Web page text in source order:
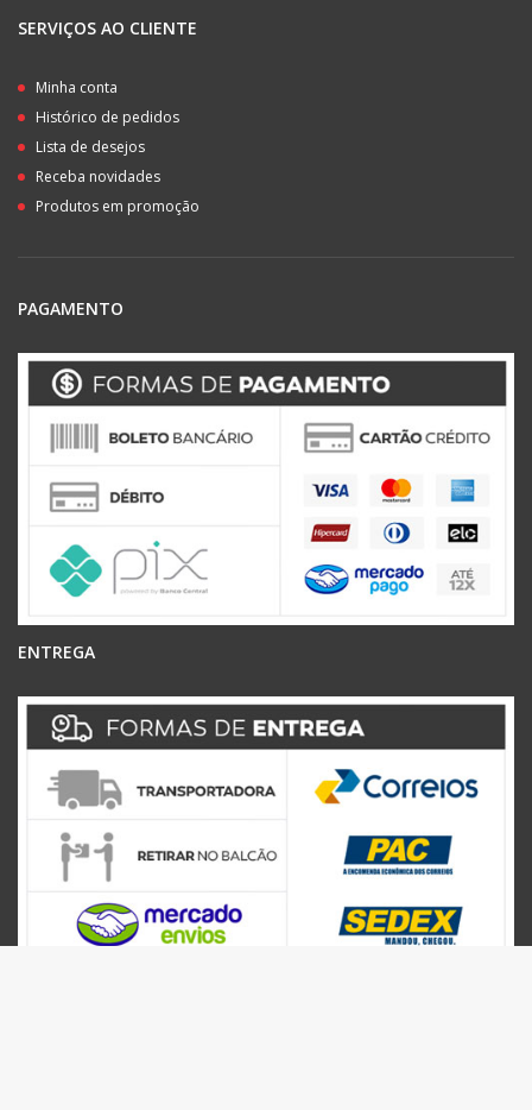
SERVIÇOS AO CLIENTE
Minha conta
Histórico de pedidos
Lista de desejos
Receba novidades
Produtos em promoção
PAGAMENTO
ENTREGA